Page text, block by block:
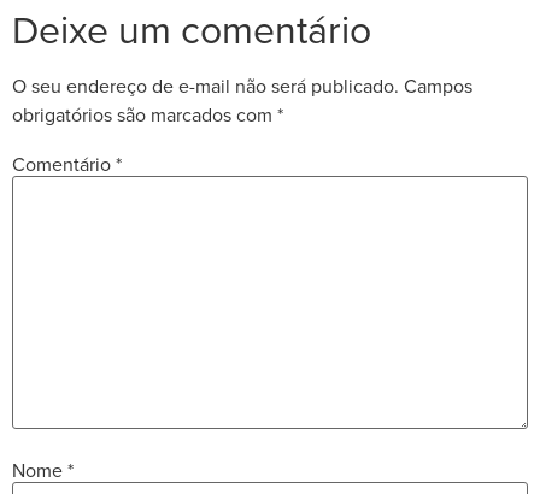
Deixe um comentário
O seu endereço de e-mail não será publicado. Campos
obrigatórios são marcados com *
Comentário*
Nome*